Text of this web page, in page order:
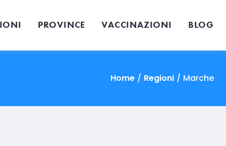
PROVINCE VACCINAZIONI BLOG
Home / Regioni / Marche